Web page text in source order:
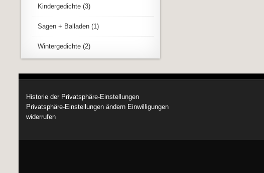
Kindergedichte (3)
Sagen + Balladen (1)
Wintergedichte (2)
Historie der Privatsphäre-Einstellungen
Privatsphäre-Einstellungen ändern Einwilligungen
widerrufen